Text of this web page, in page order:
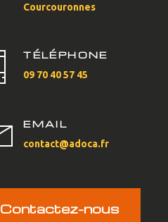
Courcouronnes
TÉLÉPHONE
09 70 40 57 45
EMAIL
contact@adoca.fr
Contactez-nous